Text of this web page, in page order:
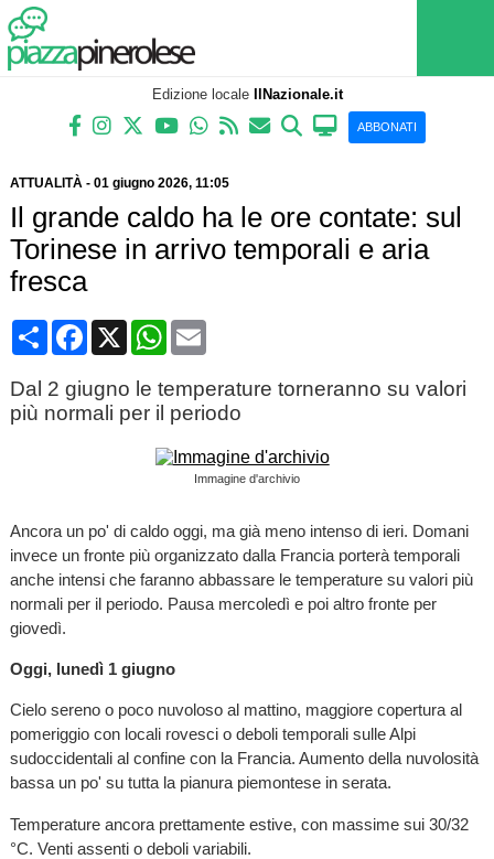
Edizione locale IlNazionale.it
ABBONATI
ATTUALITÀ- 01 giugno 2026, 11:05
Il grande caldo ha le ore contate: sul
Torinese in arrivo temporali e aria
fresca
CondividiFacebook
X WhatsApp
Email
Dal 2 giugno le temperature torneranno su valori
più normali per il periodo
Immagine d'archivio
Ancora un po' di caldo oggi, ma già meno intenso di ieri. Domani
invece un fronte più organizzato dalla Francia porterà temporali
anche intensi che faranno abbassare le temperature su valori più
normali per il periodo. Pausa mercoledì e poi altro fronte per
giovedì.
Oggi, lunedì 1 giugno
Cielo sereno o poco nuvoloso al mattino, maggiore copertura al
pomeriggio con locali rovesci o deboli temporali sulle Alpi
sudoccidentali al confine con la Francia. Aumento della nuvolosità
bassa un po' su tutta la pianura piemontese in serata.
Temperature ancora prettamente estive, con massime sui 30/32
°C. Venti assenti o deboli variabili.